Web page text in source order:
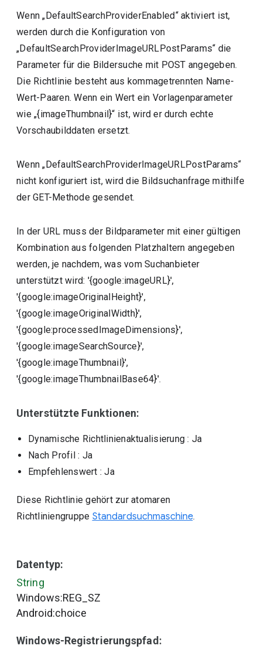
Wenn „DefaultSearchProviderEnabled“ aktiviert ist,
werden durch die Konfiguration von
„DefaultSearchProviderImageURLPostParams“ die
Parameter für die Bildersuche mit POST angegeben.
Die Richtlinie besteht aus kommagetrennten Name-
Wert-Paaren. Wenn ein Wert ein Vorlagenparameter
wie „{imageThumbnail}“ ist, wird er durch echte
Vorschaubilddaten ersetzt.
Wenn „DefaultSearchProviderImageURLPostParams“
nicht konfiguriert ist, wird die Bildsuchanfrage mithilfe
der GET-Methode gesendet.
In der URL muss der Bildparameter mit einer gültigen
Kombination aus folgenden Platzhaltern angegeben
werden, je nachdem, was vom Suchanbieter
unterstützt wird: '{google:imageURL}',
'{google:imageOriginalHeight}',
'{google:imageOriginalWidth}',
'{google:processedImageDimensions}',
'{google:imageSearchSource}',
'{google:imageThumbnail}',
'{google:imageThumbnailBase64}'.
Unterstützte Funktionen:
Dynamische Richtlinienaktualisierung : Ja
Nach Profil : Ja
Empfehlenswert : Ja
Diese Richtlinie gehört zur atomaren
Richtliniengruppe Standardsuchmaschine.
Datentyp:
String
Windows:REG_SZ
Android:choice
Windows-Registrierungspfad: